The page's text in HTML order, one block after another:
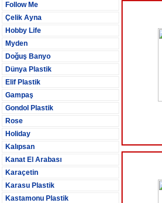
Follow Me
Çelik Ayna
Hobby Life
Myden
Doğuş Banyo
Dünya Plastik
Elif Plastik
Gampaş
Gondol Plastik
Rose
Holiday
Kalıpsan
Kanat El Arabası
Karaçetin
Karasu Plastik
Kastamonu Plastik